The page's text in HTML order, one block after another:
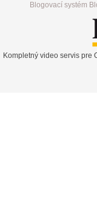
Blogovací systém
Kompletný video servis pre